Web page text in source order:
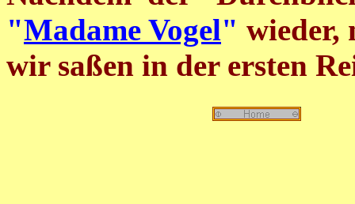
"Madame Vogel" wieder,
wir saßen in der ersten